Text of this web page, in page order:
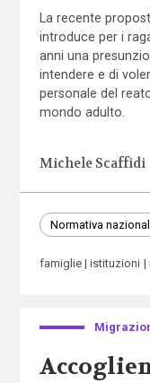
La recente
introduce per i
anni una
intendere e di
personale del
mondo adulto.
Michele Scaffidi
Normativa
famiglie istituzioni